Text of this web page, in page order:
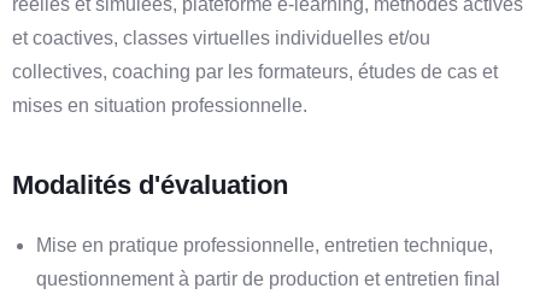
et coactives, classes virtuelles individuelles et/ou
collectives, coaching par les formateurs, études de cas et
mises en situation professionnelle.
Modalités d'évaluation
Mise en pratique professionnelle, entretien technique,
questionnement à partir de production et entretien final